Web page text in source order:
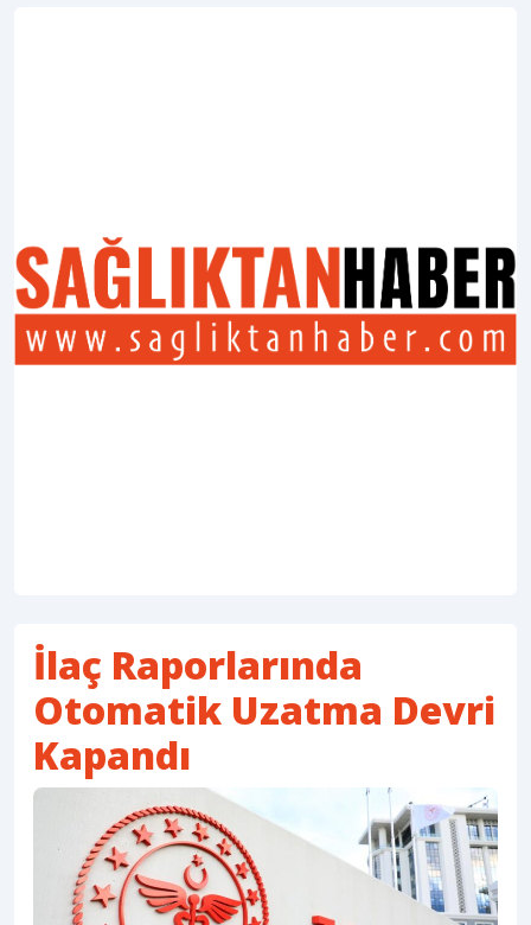
İlaç Raporlarında
Otomatik Uzatma Devri
Kapandı